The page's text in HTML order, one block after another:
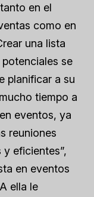
en el
como en
una lista
se
planificar a su
tiempo a
eventos, ya
reuniones
eficientes”,
en eventos
ella le